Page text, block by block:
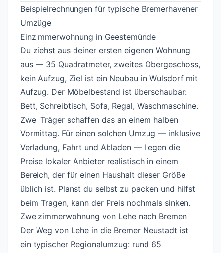
Beispielrechnungen für typische Bremerhavener
Umzüge
Einzimmerwohnung in Geestemünde
Du ziehst aus deiner ersten eigenen Wohnung
aus — 35 Quadratmeter, zweites Obergeschoss,
kein Aufzug, Ziel ist ein Neubau in Wulsdorf mit
Aufzug. Der Möbelbestand ist überschaubar:
Bett, Schreibtisch, Sofa, Regal, Waschmaschine.
Zwei Träger schaffen das an einem halben
Vormittag. Für einen solchen Umzug — inklusive
Verladung, Fahrt und Abladen — liegen die
Preise lokaler Anbieter realistisch in einem
Bereich, der für einen Haushalt dieser Größe
üblich ist. Planst du selbst zu packen und hilfst
beim Tragen, kann der Preis nochmals sinken.
Zweizimmerwohnung von Lehe nach Bremen
Der Weg von Lehe in die Bremer Neustadt ist
ein typischer Regionalumzug: rund 65